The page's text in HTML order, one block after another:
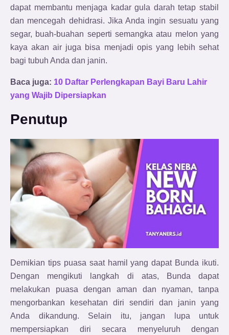
dapat membantu menjaga kadar gula darah tetap stabil
dan mencegah dehidrasi. Jika Anda ingin sesuatu yang
segar, buah-buahan seperti semangka atau melon yang
kaya akan air juga bisa menjadi opis yang lebih sehat
bagi tubuh Anda dan janin.
Baca juga: 10 Daftar Perlengkapan Bayi Baru Lahir
yang Wajib Dipersiapkan
Penutup
Demikian tips puasa saat hamil yang dapat Bunda ikuti.
Dengan mengikuti langkah di atas, Bunda dapat
melakukan puasa dengan aman dan nyaman, tanpa
mengorbankan kesehatan diri sendiri dan janin yang
Anda dikandung. Selain itu, jangan lupa untuk
mempersiapkan diri secara menyeluruh dengan